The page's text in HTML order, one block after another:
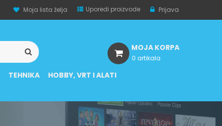
Moja lista želja Uporedi proizvode Prijava
TEHNIKA HOBBY, VRT I ALATI
MOJA KORPA
0 artikala